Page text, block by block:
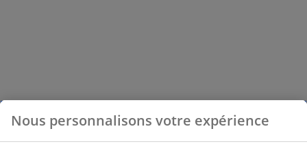
Nous personnalisons votre expérience